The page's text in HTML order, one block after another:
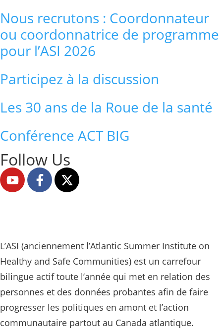
Nous recrutons : Coordonnateur
ou coordonnatrice de programme
pour l’ASI 2026
Participez à la discussion
Les 30 ans de la Roue de la santé
Conférence ACT BIG
Follow Us
L’ASI (anciennement l’Atlantic Summer Institute on
Healthy and Safe Communities) est un carrefour
bilingue actif toute l’année qui met en relation des
personnes et des données probantes afin de faire
progresser les politiques en amont et l’action
communautaire partout au Canada atlantique.